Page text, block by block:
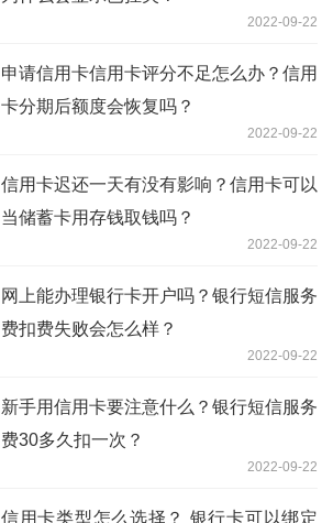
2022-09-22
申请信用卡信用卡评分不足怎么办？信用
卡分期后额度会恢复吗？
2022-09-22
信用卡迟还一天有没有影响？信用卡可以
当储蓄卡用存钱取钱吗？
2022-09-22
网上能办理银行卡开户吗？银行短信服务
费扣费失败会怎么样？
2022-09-22
新手用信用卡要注意什么？银行短信服务
费30多久扣一次？
2022-09-22
信用卡类型怎么选择？ 银行卡可以绑定